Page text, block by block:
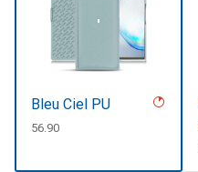
Bleu Ciel PU
CHF
56.90